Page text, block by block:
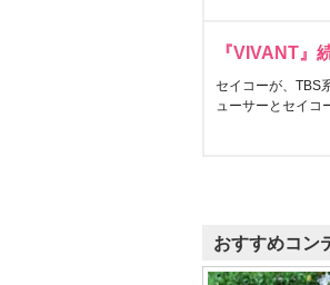
『VIVANT』
セイコーが、TBS
ューサーとセイコ
おすすめコン